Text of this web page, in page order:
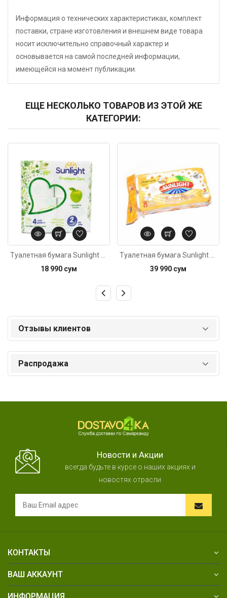
Информация о технических характеристиках, комплект
поставки, стране изготовления и внешнем виде товара
носит исключительно справочный характер и
основывается на самой последней информации,
имеющейся на момент публикации.
ЕЩЕ НЕСКОЛЬКО ТОВАРОВ ИЗ ЭТОЙ ЖЕ
КАТЕГОРИИ:
18 990 сум
39 990 сум
Отзывы клиентов
Распродажа
Новости и Акции
всегда будьте в курсе о наших акциях и
новостях отрасли
КОНТАКТЫ
ВАШ АККАУНТ
ИНФОРМАЦИЯ